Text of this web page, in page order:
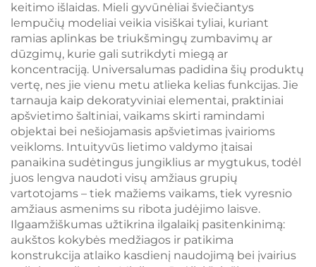
keitimo išlaidas. Mieli gyvūnėliai šviečiantys
lempučių modeliai veikia visiškai tyliai, kuriant
ramias aplinkas be triukšmingų zumbavimų ar
dūzgimų, kurie gali sutrikdyti miegą ar
koncentraciją. Universalumas padidina šių produktų
vertę, nes jie vienu metu atlieka kelias funkcijas. Jie
tarnauja kaip dekoratyviniai elementai, praktiniai
apšvietimo šaltiniai, vaikams skirti ramindami
objektai bei nešiojamasis apšvietimas įvairioms
veikloms. Intuityvūs lietimo valdymo įtaisai
panaikina sudėtingus jungiklius ar mygtukus, todėl
juos lengva naudoti visų amžiaus grupių
vartotojams – tiek mažiems vaikams, tiek vyresnio
amžiaus asmenims su ribota judėjimo laisve.
Ilgaamžiškumas užtikrina ilgalaikį pasitenkinimą:
aukštos kokybės medžiagos ir patikima
konstrukcija atlaiko kasdienį naudojimą bei įvairius